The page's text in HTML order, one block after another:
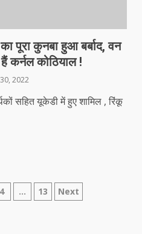
पूरा कुनबा हुआ बर्बाद, वन
कर्नल कोठियाल !
2022
सहित यूकेडी में हुए शामिल , रिंकू
4 … 13 Next